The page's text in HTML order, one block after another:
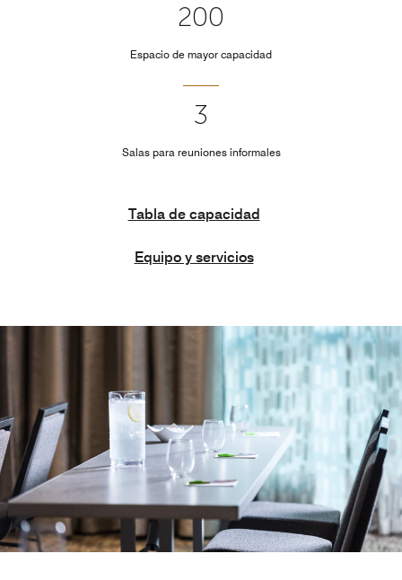
200
Espacio de mayor capacidad
3
Salas para reuniones informales
Tabla de capacidad
Equipo y servicios